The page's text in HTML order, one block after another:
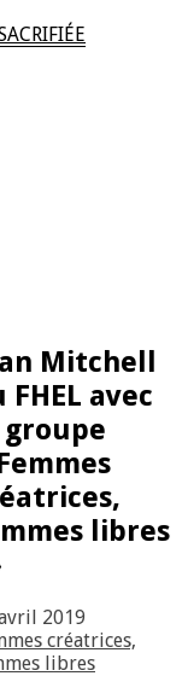
Mitchell
FHEL avec
groupe
libres
2019
créatrices,
libres